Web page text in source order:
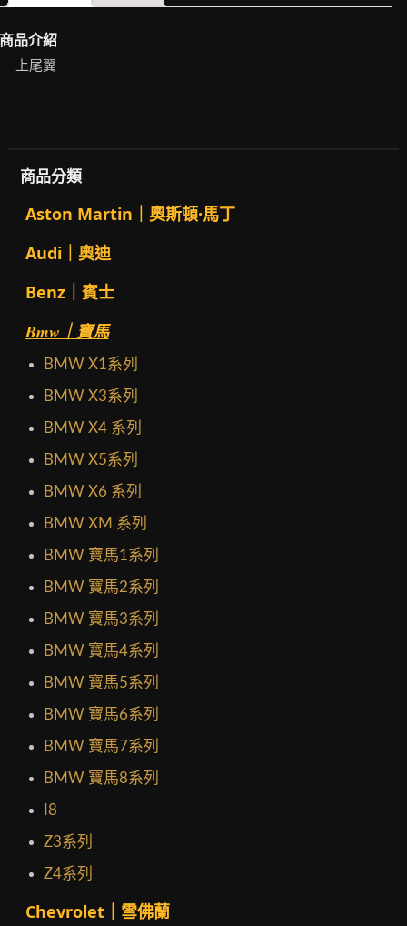
品介紹
上尾翼
商品分類
Aston Martin｜奧斯頓·馬丁
Audi｜奧迪
Benz｜賓士
Bmw｜寶馬
BMW X1系列
BMW X3系列
BMW X4 系列
BMW X5系列
BMW X6 系列
BMW XM 系列
BMW 寶馬1系列
BMW 寶馬2系列
BMW 寶馬3系列
BMW 寶馬4系列
BMW 寶馬5系列
BMW 寶馬6系列
BMW 寶馬7系列
BMW 寶馬8系列
I8
Z3系列
Z4系列
Chevrolet｜雪佛蘭